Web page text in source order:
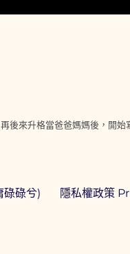
來升格當爸爸媽媽後，開
碌碌兮) 隱私權政策